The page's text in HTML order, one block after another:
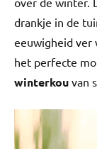
drankje in de
eeuwigheid ver
het perfecte
winterkou van